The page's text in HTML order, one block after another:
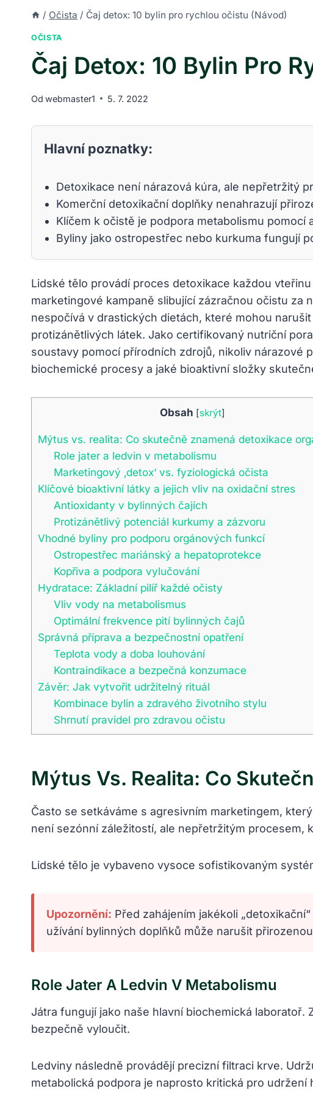
/ Očista / Čaj detox: 10 bylin pro rychlou očistu (Návod)
OČISTA
Čaj Detox: 10 Bylin Pro
Od webmaster1 5. 7. 2022
Hlavní poznatky:
Detoxikace není nárazová kúra, ale nepřetržitý
Komerční detoxikační doplňky nenahrazují
Klíčem k očistě je podpora metabolismu
Byliny jako ostropestřec nebo kurkuma fungují
Lidské tělo provádí proces detoxikace každou
marketingové kampaně slibující zázračnou očistu za
nespočívá v drastických dietách, které mohou
protizánětlivých látek. Jako certifikovaný nutriční
soustavy pomocí přírodních zdrojů, nikoliv nárazové
biochemické procesy a jaké bioaktivní složky
Obsah [skrýt]
Mýtus vs. realita: Co skutečně znamená detoxikace
Role jater a ledvin v metabolismu
Marketingový ‚detox‘ vs. fyziologická očista
Klíčové bioaktivní látky a jejich vliv na oxidační stres
Antioxidanty v bylinných čajích
Protizánětlivý potenciál kurkumy a zázvoru
Vhodné byliny pro podporu orgánových funkcí
Ostropestřec mariánský a hepatoprotekce
Kopřiva a podpora vylučování
Hydratace: Základní pilíř každé očisty
Vliv vody na metabolismus
Optimální frekvence pití bylinných čajů
Správná příprava a bezpečnostní opatření
Teplota vody a doba louhování
Kontraindikace a bezpečná konzumace
Závěr: Jak vytvořit udržitelný rituál
Kombinace bylin a zdravého životního stylu
Shrnutí pravidel pro zdravou očistu
Mýtus Vs. Realita: Co
Často se setkáváme s agresivním marketingem,
není sezónní záležitostí, ale nepřetržitým procesem,
Lidské tělo je vybaveno vysoce sofistikovaným
Upozornění: Před zahájením jakékoli
užívání bylinných doplňků může narušit
Role Jater A Ledvin V Metabolismu
Játra fungují jako naše hlavní biochemická
bezpečně vyloučit.
Ledviny následně provádějí precizní filtraci krve.
metabolická podpora je naprosto kritická pro udržení